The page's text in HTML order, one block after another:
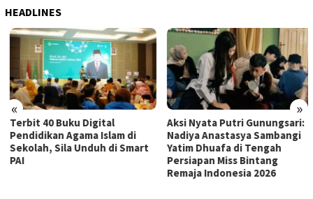
HEADLINES
« »
Terbit 40 Buku Digital
Pendidikan Agama Islam di
Sekolah, Sila Unduh di Smart
PAI
Aksi Nyata Putri Gunungsari:
Nadiya Anastasya Sambangi
Yatim Dhuafa di Tengah
Persiapan Miss Bintang
Remaja Indonesia 2026